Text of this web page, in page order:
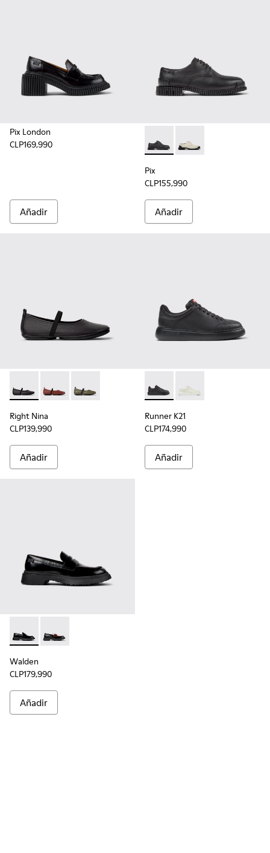
Pix London
CLP169,990
Añadir
Pix - K201851-001 -
Pix - K201851-003
Pix
CLP155,990
Añadir
Right Nina - K201643-002 - Zapatos de piel negra para
Right Nina - K201643-012
Right Nina - K201643-011
Right Nina
CLP139,990
Añadir
Runner K21 - K201438-015
Runner K21 -
Runner K21
CLP174,990
Añadir
Walden - K201116-019 - Mocasines negros de piel para
Walden - K201116-042
Walden
CLP179,990
Añadir